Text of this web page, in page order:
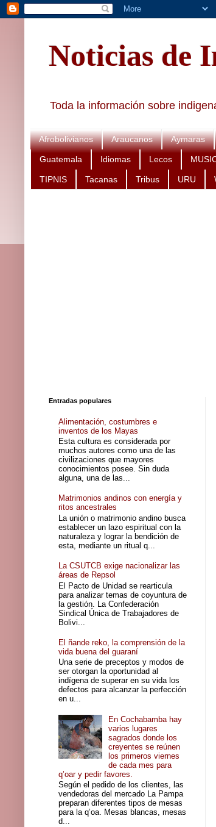
Noticias de
Toda la información sobre
Afrobolivianos Araucanos Aymaras
Guatemala Idiomas Lecos
TIPNIS Tacanas Tribus URU
Entradas populares
Alimentación, costumbres e
inventos de los Mayas
Esta cultura es considerada por
muchos autores como una de las
civilizaciones que mayores
conocimientos posee. Sin duda
alguna, una de las...
Matrimonios andinos con energía y
ritos ancestrales
La unión o matrimonio andino busca
establecer un lazo espiritual con la
naturaleza y lograr la bendición de
esta, mediante un ritual q...
La CSUTCB exige nacionalizar las
áreas de Repsol
El Pacto de Unidad se rearticula
para analizar temas de coyuntura de
la gestión. La Confederación
Sindical Única de Trabajadores de
Bolivi...
El ñande reko, la comprensión de la
vida buena del guaraní
Una serie de preceptos y modos de
ser otorgan la oportunidad al
indígena de superar en su vida los
defectos para alcanzar la perfección
en u...
En Cochabamba hay
varios lugares
sagrados donde los
creyentes se reúnen
los primeros viernes
de cada mes para
q’oar y pedir favores.
Según el pedido de los clientes, las
vendedoras del mercado La Pampa
preparan diferentes tipos de mesas
para la q’oa. Mesas blancas, mesas
d...